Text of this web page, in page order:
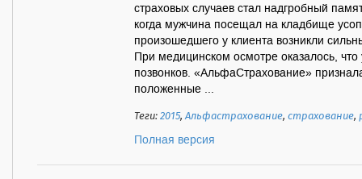
страховых случаев стал надгробный
когда мужчина посещал на кладбище
произошедшего у клиента возникли
При медицинском осмотре оказалось,
позвонков. «АльфаСтрахование»
положенные ...
Теги:2015,Альфастрахование,страхование,
Полная версия